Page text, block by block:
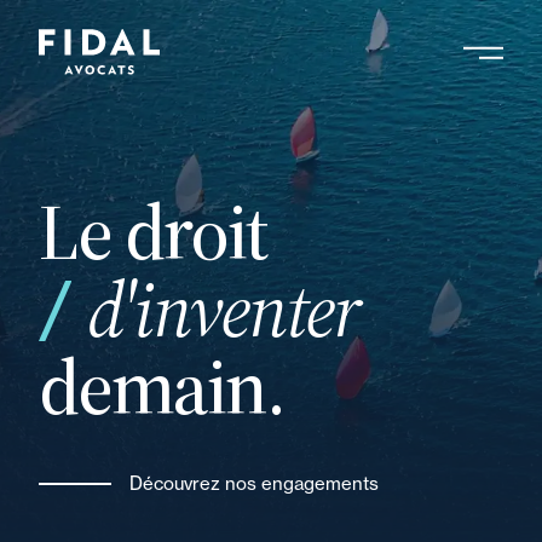
Aller
au
contenu
principalRechercher un mot clé, un professionnel ....
Le droit
d'inventer
demain.
Découvrez nos engagements